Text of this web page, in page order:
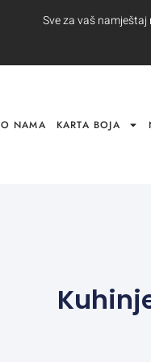
Sve za vaš
O NAMA KARTA BOJA